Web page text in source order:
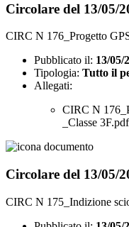
Circolare del 13/05/
CIRC N 176_Progetto
Pubblicato il: 13/05/
Tipologia: Tutto il
Allegati:
CIRC N
_Classe 3F.pdf
Circolare del 13/05/
CIRC N 175_Indizione